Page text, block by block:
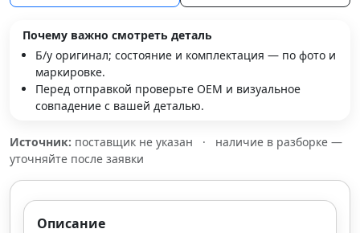
Почему важно смотреть деталь
Б/у оригинал; состояние и комплектация — по фото и
маркировке.
Перед отправкой проверьте OEM и визуальное
совпадение с вашей деталью.
Источник: поставщик не указан ·
наличие в разборке —
уточняйте после заявки
Описание